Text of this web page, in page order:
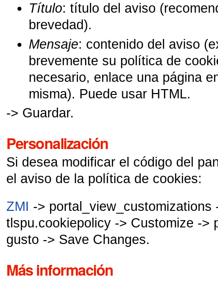
Título: título del aviso
brevedad).
Mensaje: contenido del aviso
brevemente su política de
necesario, enlace una página
misma). Puede usar HTML.
-> Guardar.
Personalización
Si desea modificar el código del
el aviso de la política de cookies:
ZMI -> portal_view_customizations
tlspu.cookiepolicy -> Customize ->
gusto -> Save Changes.
Más información